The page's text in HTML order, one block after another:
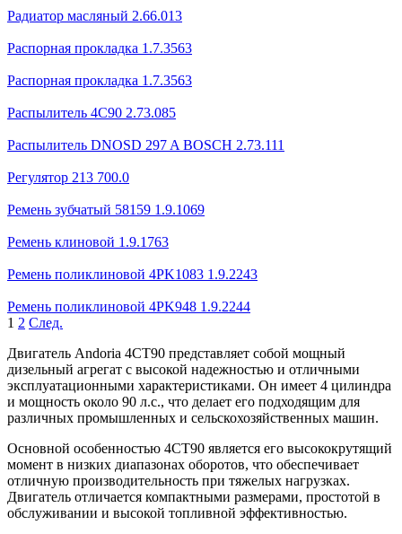
Радиатор масляный 2.66.013
Распорная прокладка 1.7.3563
Распорная прокладка 1.7.3563
Распылитель 4C90 2.73.085
Распылитель DNOSD 297 A BOSCH 2.73.111
Регулятор 213 700.0
Ремень зубчатый 58159 1.9.1069
Ремень клиновой 1.9.1763
Ремень поликлиновой 4PK1083 1.9.2243
Ремень поликлиновой 4PK948 1.9.2244
1 2 След.
Двигатель Andoria 4CT90 представляет собой мощный
дизельный агрегат с высокой надежностью и отличными
эксплуатационными характеристиками. Он имеет 4 цилиндра
и мощность около 90 л.с., что делает его подходящим для
различных промышленных и сельскохозяйственных машин.
Основной особенностью 4CT90 является его высококрутящий
момент в низких диапазонах оборотов, что обеспечивает
отличную производительность при тяжелых нагрузках.
Двигатель отличается компактными размерами, простотой в
обслуживании и высокой топливной эффективностью.